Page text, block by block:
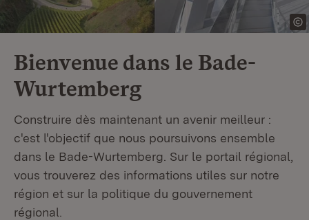
Bienvenue dans le Bade-
Wurtemberg
Construire dès maintenant un avenir meilleur :
c'est l'objectif que nous poursuivons ensemble
dans le Bade-Wurtemberg. Sur le portail régional,
vous trouverez des informations utiles sur notre
région et sur la politique du gouvernement
régional.